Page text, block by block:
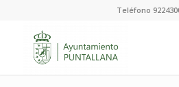
Teléfono